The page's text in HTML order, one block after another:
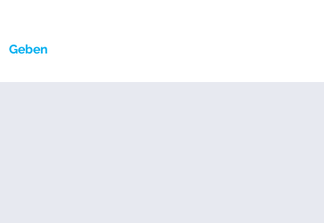
Geben